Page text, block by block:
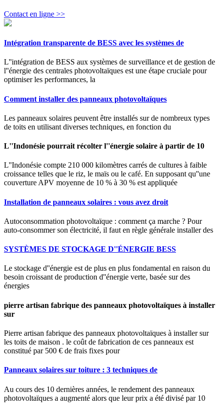
Contact en ligne >>
Intégration transparente de BESS avec les systèmes de
L''intégration de BESS aux systèmes de surveillance et de gestion de
l''énergie des centrales photovoltaïques est une étape cruciale pour
optimiser les performances, la
Comment installer des panneaux photovoltaïques
Les panneaux solaires peuvent être installés sur de nombreux types
de toits en utilisant diverses techniques, en fonction du
L''Indonésie pourrait récolter l''énergie solaire à partir de 10
L''Indonésie compte 210 000 kilomètres carrés de cultures à faible
croissance telles que le riz, le maïs ou le café. En supposant qu''une
couverture APV moyenne de 10 % à 30 % est appliquée
Installation de panneaux solaires : vous avez droit
Autoconsommation photovoltaïque : comment ça marche ? Pour
auto-consommer son électricité, il faut en règle générale installer des
SYSTÈMES DE STOCKAGE D''ÉNERGIE BESS
Le stockage d''énergie est de plus en plus fondamental en raison du
besoin croissant de production d''énergie verte, basée sur des
énergies
pierre artisan fabrique des panneaux photovoltaïques à installer
sur
Pierre artisan fabrique des panneaux photovoltaïques à installer sur
les toits de maison . le coût de fabrication de ces panneaux est
constitué par 500 € de frais fixes pour
Panneaux solaires sur toiture : 3 techniques de
Au cours des 10 dernières années, le rendement des panneaux
photovoltaïques a augmenté alors que leur prix a été divisé par 10